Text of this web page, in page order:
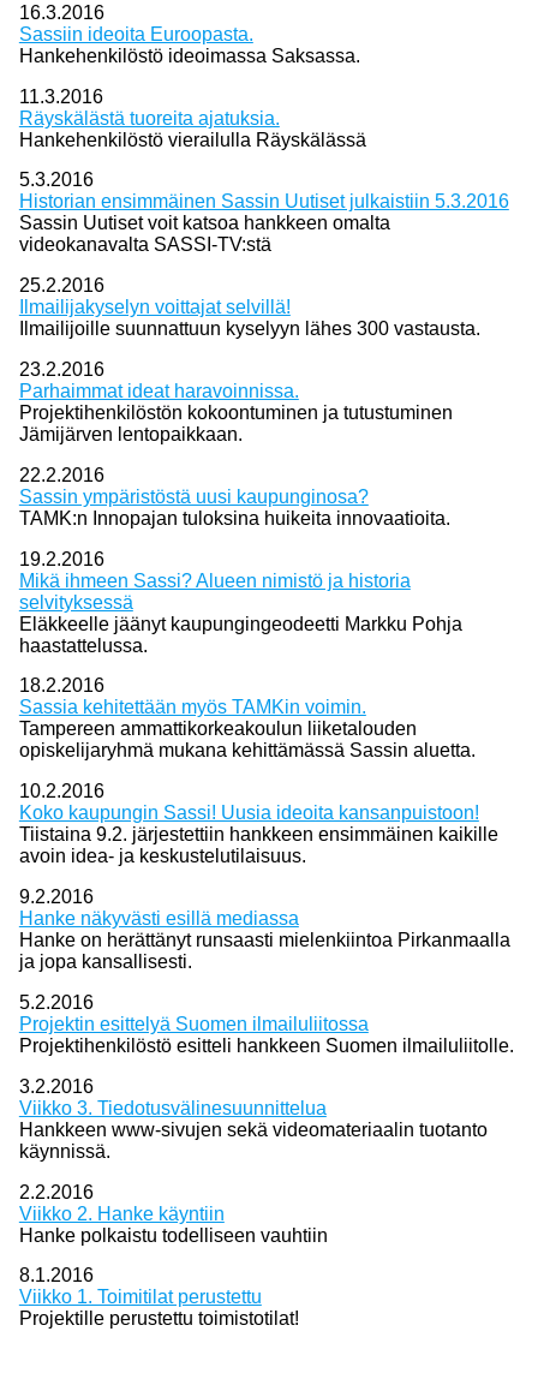
16.3.2016
Sassiin ideoita Euroopasta.
Hankehenkilöstö ideoimassa Saksassa.
11.3.2016
Räyskälästä tuoreita ajatuksia.
Hankehenkilöstö vierailulla Räyskälässä
5.3.2016
Historian ensimmäinen Sassin Uutiset julkaistiin 5.3.2016
Sassin Uutiset voit katsoa hankkeen omalta
videokanavalta SASSI-TV:stä
25.2.2016
Ilmailijakyselyn voittajat selvillä!
Ilmailijoille suunnattuun kyselyyn lähes 300 vastausta.
23.2.2016
Parhaimmat ideat haravoinnissa.
Projektihenkilöstön kokoontuminen ja tutustuminen
Jämijärven lentopaikkaan.
22.2.2016
Sassin ympäristöstä uusi kaupunginosa?
TAMK:n Innopajan tuloksina huikeita innovaatioita.
19.2.2016
Mikä ihmeen Sassi? Alueen nimistö ja historia
selvityksessä
Eläkkeelle jäänyt kaupungingeodeetti Markku Pohja
haastattelussa.
18.2.2016
Sassia kehitettään myös TAMKin voimin.
Tampereen ammattikorkeakoulun liiketalouden
opiskelijaryhmä mukana kehittämässä Sassin aluetta.
10.2.2016
Koko kaupungin Sassi! Uusia ideoita kansanpuistoon!
Tiistaina 9.2. järjestettiin hankkeen ensimmäinen kaikille
avoin idea- ja keskustelutilaisuus.
9.2.2016
Hanke näkyvästi esillä mediassa
Hanke on herättänyt runsaasti mielenkiintoa Pirkanmaalla
ja jopa kansallisesti.
5.2.2016
Projektin esittelyä Suomen ilmailuliitossa
Projektihenkilöstö esitteli hankkeen Suomen ilmailuliitolle.
3.2.2016
Viikko 3. Tiedotusvälinesuunnittelua
Hankkeen www-sivujen sekä videomateriaalin tuotanto
käynnissä.
2.2.2016
Viikko 2. Hanke käyntiin
Hanke polkaistu todelliseen vauhtiin
8.1.2016
Viikko 1. Toimitilat perustettu
Projektille perustettu toimistotilat!